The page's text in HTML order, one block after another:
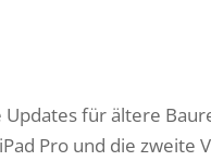
für ältere
Pro und die zweite